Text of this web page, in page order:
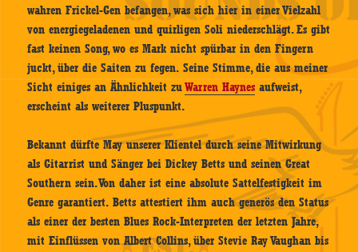
wahren Frickel-Gen befangen, was sich hier in einer Vielzahl
von energiegeladenen und quirligen Soli niederschlägt. Es gibt
fast keinen Song, wo es Mark nicht spürbar in den Fingern
juckt, über die Saiten zu fegen. Seine Stimme, die aus meiner
Sicht einiges an Ähnlichkeit zuWarren Haynes aufweist,
erscheint als weiterer Pluspunkt.
Bekannt dürfte May unserer Klientel durch seine Mitwirkung
als Gitarrist und Sänger bei Dickey Betts und seinen Great
Southern sein. Von daher ist eine absolute Sattelfestigkeit im
Genre garantiert. Betts attestiert ihm auch generös den Status
als einer der besten Blues Rock-Interpreten der letzten Jahre,
mit Einflüssen von Albert Collins, über Stevie Ray Vaughan bis